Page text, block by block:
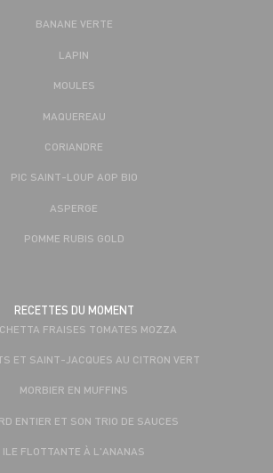
BANANE VERTE
LAPIN
MOULES
MAQUEREAU
CORIANDRE
PIC SAINT-LOUP AOP BIO
ASPERGE
POMME RUBIS GOLD
RECETTES DU MOMENT
FRAISES TOMATES MOZZA
ET SAINT-JACQUES AU CITRON VERT
MORBIER EN MUFFINS
ENTIER ET SON TRIO DE SAUCES
ILE FLOTTANTE À L'ANANAS